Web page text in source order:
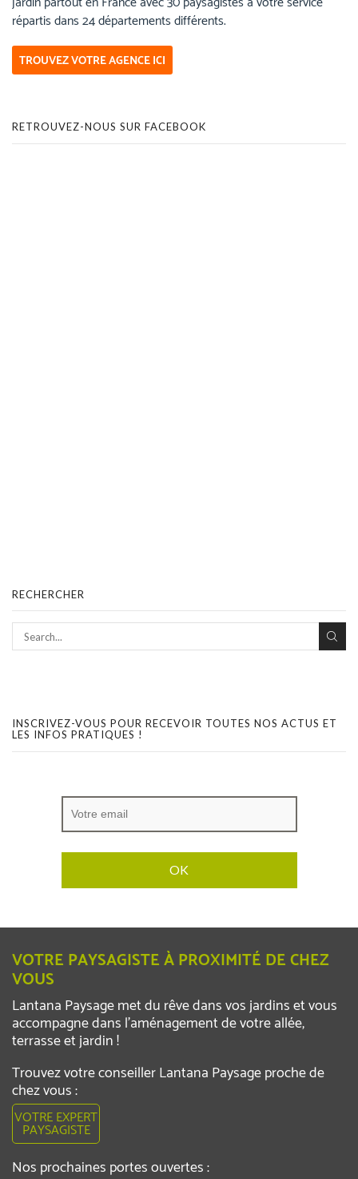
répartis dans 24 départements différents.
TROUVEZ VOTRE AGENCE ICI
RETROUVEZ-NOUS SUR FACEBOOK
RECHERCHER
INSCRIVEZ-VOUS POUR RECEVOIR TOUTES NOS ACTUS ET
LES INFOS PRATIQUES !
VOTRE PAYSAGISTE À PROXIMITÉ DE CHEZ
VOUS
Lantana Paysage met du rêve dans vos jardins et vous
accompagne dans l’aménagement de votre allée,
terrasse et jardin !
Trouvez votre conseiller Lantana Paysage proche de
chez vous :
VOTRE EXPERT
PAYSAGISTE
Nos prochaines portes ouvertes :